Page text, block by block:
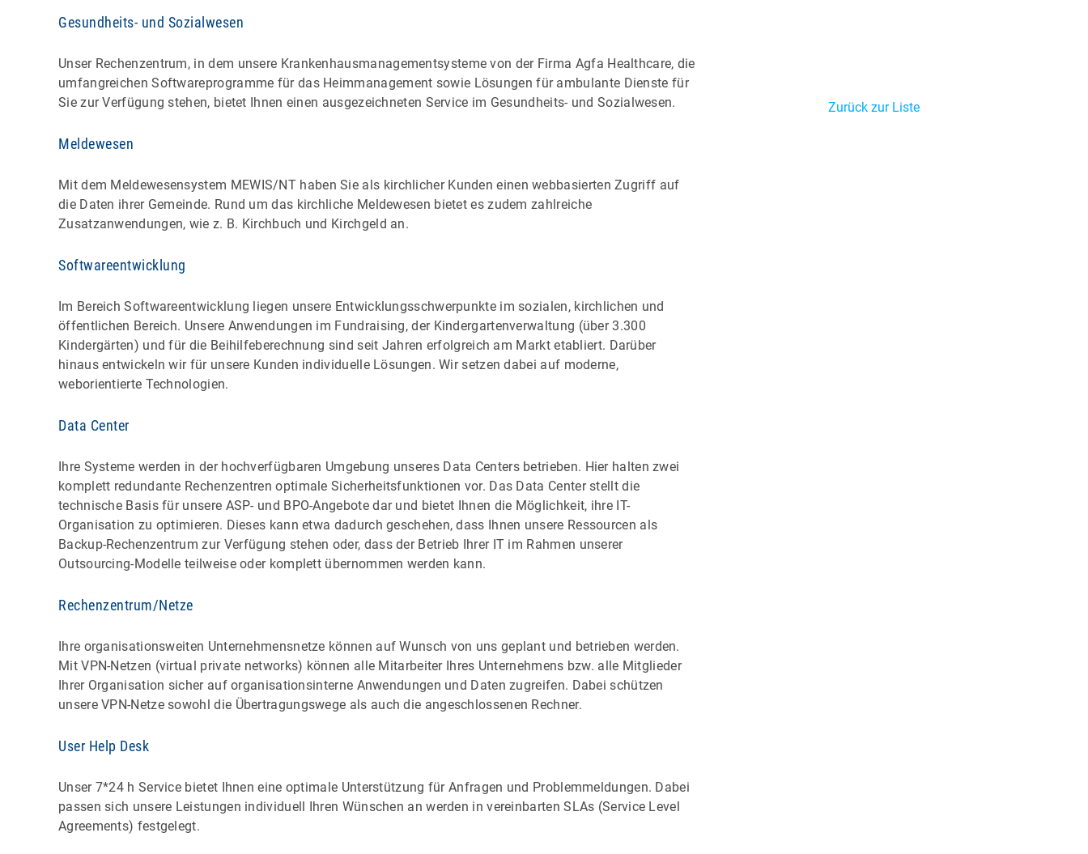
Gesundheits- und Sozialwesen
Unser Rechenzentrum, in dem unsere Krankenhausmanagementsysteme von der Firma Agfa Healthcare, die
umfangreichen Softwareprogramme für das Heimmanagement sowie Lösungen für ambulante Dienste für
Sie zur Verfügung stehen, bietet Ihnen einen ausgezeichneten Service im Gesundheits- und Sozialwesen.
Meldewesen
Mit dem Meldewesensystem MEWIS/NT haben Sie als kirchlicher Kunden einen webbasierten Zugriff auf
die Daten ihrer Gemeinde. Rund um das kirchliche Meldewesen bietet es zudem zahlreiche
Zusatzanwendungen, wie z. B. Kirchbuch und Kirchgeld an.
Softwareentwicklung
Im Bereich Softwareentwicklung liegen unsere Entwicklungsschwerpunkte im sozialen, kirchlichen und
öffentlichen Bereich. Unsere Anwendungen im Fundraising, der Kindergartenverwaltung (über 3.300
Kindergärten) und für die Beihilfeberechnung sind seit Jahren erfolgreich am Markt etabliert. Darüber
hinaus entwickeln wir für unsere Kunden individuelle Lösungen. Wir setzen dabei auf moderne,
weborientierte Technologien.
Data Center
Ihre Systeme werden in der hochverfügbaren Umgebung unseres Data Centers betrieben. Hier halten zwei
komplett redundante Rechenzentren optimale Sicherheitsfunktionen vor. Das Data Center stellt die
technische Basis für unsere ASP- und BPO-Angebote dar und bietet Ihnen die Möglichkeit, ihre IT-
Organisation zu optimieren. Dieses kann etwa dadurch geschehen, dass Ihnen unsere Ressourcen als
Backup-Rechenzentrum zur Verfügung stehen oder, dass der Betrieb Ihrer IT im Rahmen unserer
Outsourcing-Modelle teilweise oder komplett übernommen werden kann.
Rechenzentrum/Netze
Ihre organisationsweiten Unternehmensnetze können auf Wunsch von uns geplant und betrieben werden.
Mit VPN-Netzen (virtual private networks) können alle Mitarbeiter Ihres Unternehmens bzw. alle Mitglieder
Ihrer Organisation sicher auf organisationsinterne Anwendungen und Daten zugreifen. Dabei schützen
unsere VPN-Netze sowohl die Übertragungswege als auch die angeschlossenen Rechner.
User Help Desk
Unser 7*24 h Service bietet Ihnen eine optimale Unterstützung für Anfragen und Problemmeldungen. Dabei
passen sich unsere Leistungen individuell Ihren Wünschen an werden in vereinbarten SLAs (Service Level
Agreements) festgelegt.
Zurück zur Liste